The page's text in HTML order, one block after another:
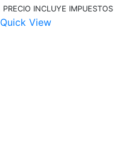
PRECIO INCLUYE IMPUESTOS
Quick View